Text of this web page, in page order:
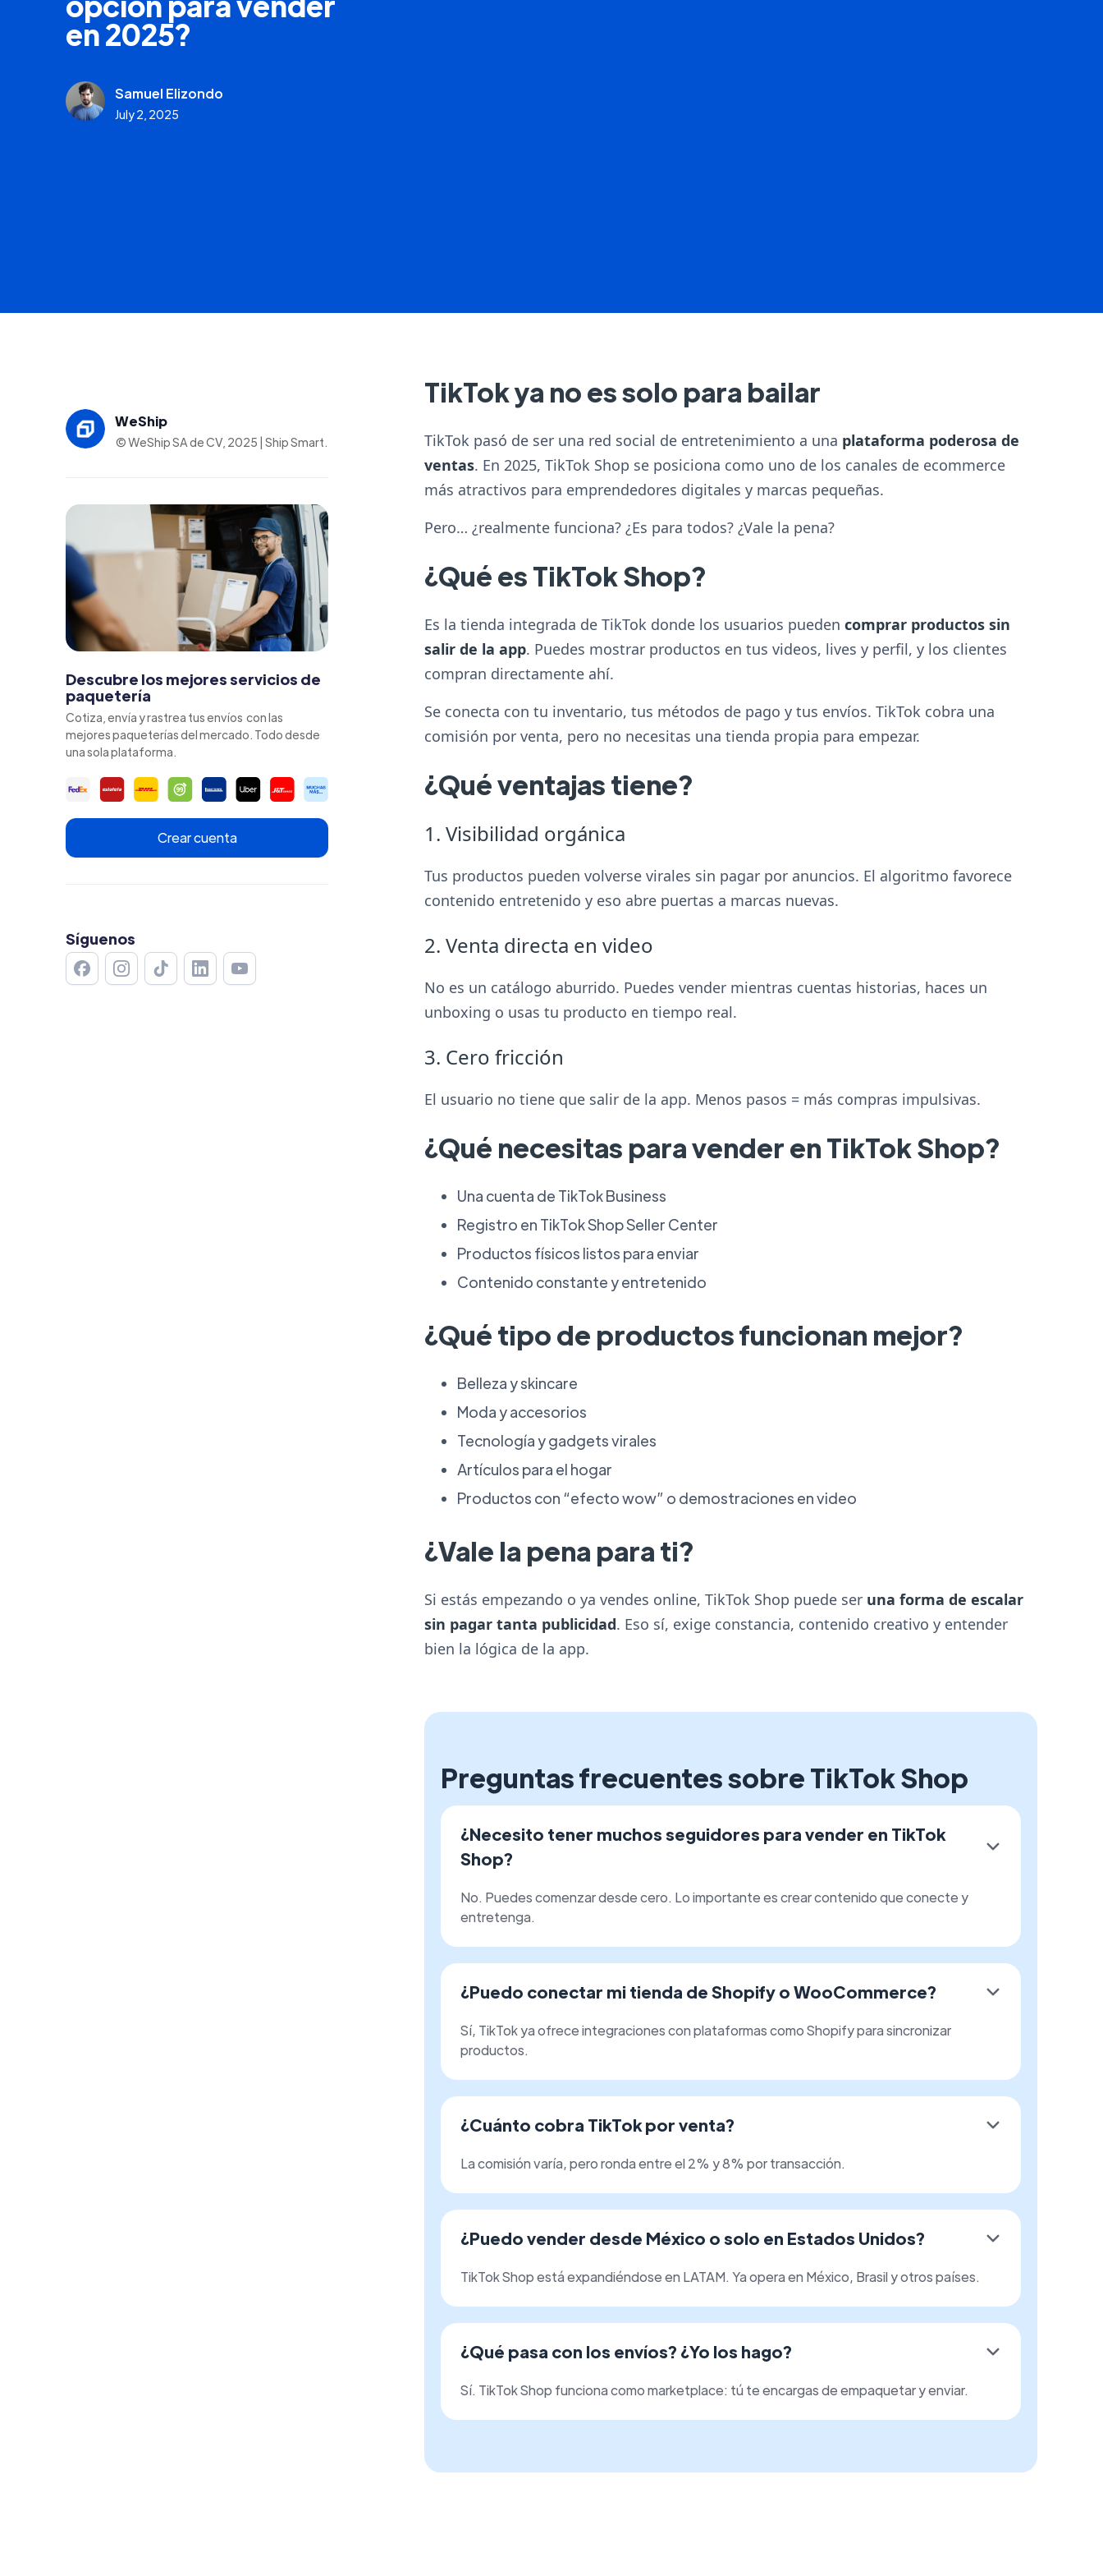
en 2025?
Samuel Elizondo
July 2, 2025
WeShip
© WeShip SA de CV, 2025 | Ship Smart.
Descubre los mejores servicios de
paquetería
Cotiza, envía y rastrea tus envíos con las
mejores paqueterías del mercado. Todo desde
una sola plataforma.
Crear cuenta
Síguenos
TikTok ya no es solo para bailar
TikTok pasó de ser una red social de entretenimiento a una plataforma poderosa de
ventas. En 2025, TikTok Shop se posiciona como uno de los canales de ecommerce
más atractivos para emprendedores digitales y marcas pequeñas.
Pero… ¿realmente funciona? ¿Es para todos? ¿Vale la pena?
¿Qué es TikTok Shop?
Es la tienda integrada de TikTok donde los usuarios puedencomprar productos sin
salir de la app. Puedes mostrar productos en tus videos, lives y perfil, y los clientes
compran directamente ahí.
Se conecta con tu inventario, tus métodos de pago y tus envíos. TikTok cobra una
comisión por venta, pero no necesitas una tienda propia para empezar.
¿Qué ventajas tiene?
1. Visibilidad orgánica
Tus productos pueden volverse virales sin pagar por anuncios. El algoritmo favorece
contenido entretenido y eso abre puertas a marcas nuevas.
2. Venta directa en video
No es un catálogo aburrido. Puedes vender mientras cuentas historias, haces un
unboxing o usas tu producto en tiempo real.
3. Cero fricción
El usuario no tiene que salir de la app. Menos pasos = más compras impulsivas.
¿Qué necesitas para vender en TikTok Shop?
Una cuenta de TikTok Business
Registro en TikTok Shop Seller Center
Productos físicos listos para enviar
Contenido constante y entretenido
¿Qué tipo de productos funcionan mejor?
Belleza y skincare
Moda y accesorios
Tecnología y gadgets virales
Artículos para el hogar
Productos con “efecto wow” o demostraciones en video
¿Vale la pena para ti?
Si estás empezando o ya vendes online, TikTok Shop puede ser una forma de escalar
sin pagar tanta publicidad. Eso sí, exige constancia, contenido creativo y entender
bien la lógica de la app.
Preguntas frecuentes sobre TikTok Shop
¿Necesito tener muchos seguidores para vender en TikTok
Shop?
No. Puedes comenzar desde cero. Lo importante es crear contenido que conecte y
entretenga.
¿Puedo conectar mi tienda de Shopify o WooCommerce?
Sí, TikTok ya ofrece integraciones con plataformas como Shopify para sincronizar
productos.
¿Cuánto cobra TikTok por venta?
La comisión varía, pero ronda entre el 2% y 8% por transacción.
¿Puedo vender desde México o solo en Estados Unidos?
TikTok Shop está expandiéndose en LATAM. Ya opera en México, Brasil y otros países.
¿Qué pasa con los envíos? ¿Yo los hago?
Sí. TikTok Shop funciona como marketplace: tú te encargas de empaquetar y enviar.